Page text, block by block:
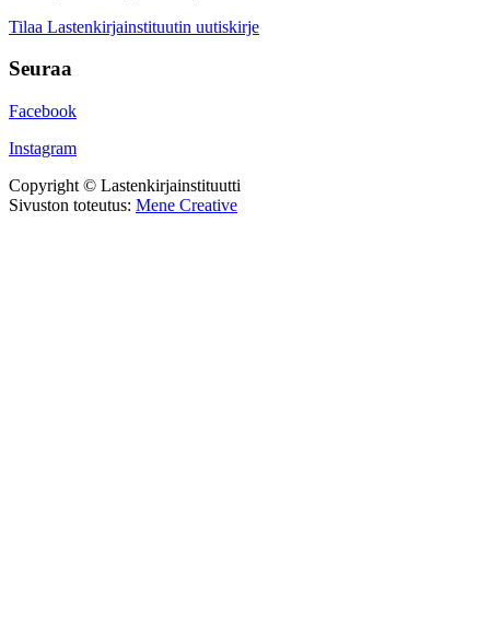
Tilaa Lastenkirjainstituutin uutiskirje
Seuraa
Facebook
Instagram
Copyright © Lastenkirjainstituutti
Sivuston toteutus: Mene Creative